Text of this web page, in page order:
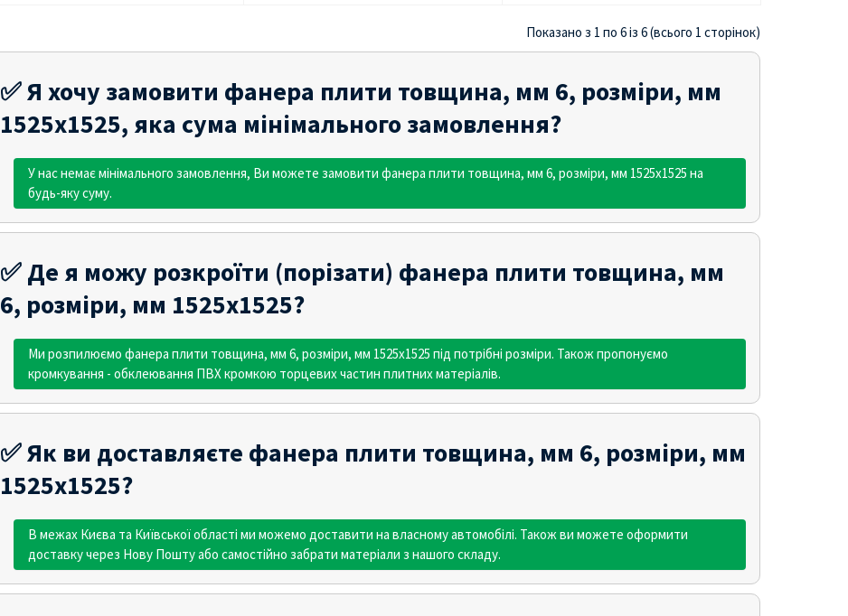
Показано з 1 по 6 із 6 (всього 1 сторінок)
✅ Я хочу замовити фанера плити товщина, мм 6, розміри, мм
1525х1525, яка сума мінімального замовлення?
У нас немає мінімального замовлення, Ви можете замовити фанера плити товщина, мм 6, розміри, мм 1525х1525 на
будь-яку суму.
✅ Де я можу розкроїти (порізати) фанера плити товщина, мм
6, розміри, мм 1525х1525?
Ми розпилюємо фанера плити товщина, мм 6, розміри, мм 1525х1525 під потрібні розміри. Також пропонуємо
кромкування - обклеювання ПВХ кромкою торцевих частин плитних матеріалів.
✅ Як ви доставляєте фанера плити товщина, мм 6, розміри, мм
1525х1525?
В межах Києва та Київської області ми можемо доставити на власному автомобілі. Також ви можете оформити
доставку через Нову Пошту або самостійно забрати матеріали з нашого складу.